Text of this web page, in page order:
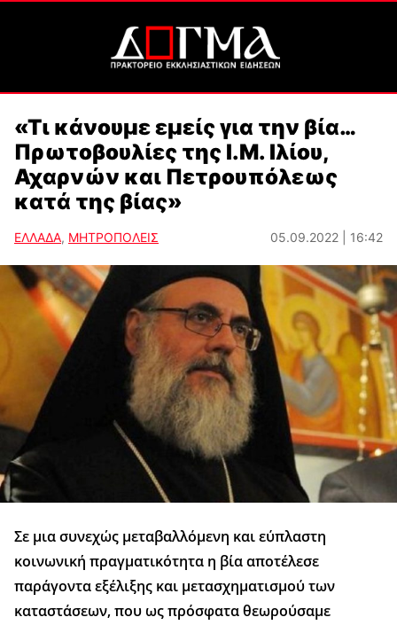
«Τι κάνουμε εμείς για την βία…
Πρωτοβουλίες της Ι.Μ. Ιλίου,
Αχαρνών και Πετρουπόλεως
κατά της βίας»
ΕΛΛΑΔΑ, ΜΗΤΡΟΠΟΛΕΙΣ 05.09.2022 | 16:42
Σε μια συνεχώς μεταβαλλόμενη και εύπλαστη
κοινωνική πραγματικότητα η βία αποτέλεσε
παράγοντα εξέλιξης και μετασχηματισμού των
καταστάσεων, που ως πρόσφατα θεωρούσαμε